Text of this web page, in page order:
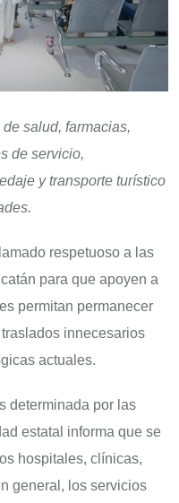
salud, farmacias,
de servicio,
y transporte turístico
respetuoso a las
para que apoyen a
permitan permanecer
innecesarios
actuales.
determinada por las
estatal informa que se
hospitales, clínicas,
general, los servicios